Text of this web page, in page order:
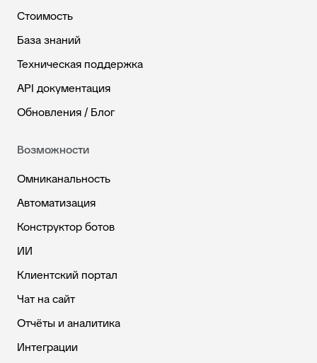
Стоимость
База знаний
Техническая поддержка
API документация
Обновления / Блог
Возможности
Омниканальность
Автоматизация
Конструктор ботов
ИИ
Клиентский портал
Чат на сайт
Отчёты и аналитика
Интеграции